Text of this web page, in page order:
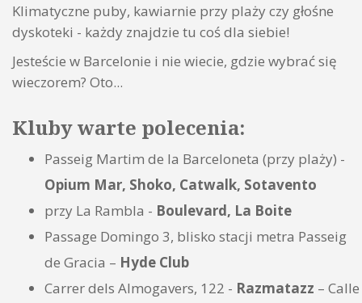
Klimatyczne puby, kawiarnie przy plaży czy głośne
dyskoteki - każdy znajdzie tu coś dla siebie!
Jesteście w Barcelonie i nie wiecie, gdzie wybrać się
wieczorem? Oto...
Kluby warte polecenia:
Passeig Martim de la Barceloneta (przy plaży) -
Opium Mar, Shoko, Catwalk, Sotavento
przy La Rambla - Boulevard, La Boite
Passage Domingo 3, blisko stacji metra Passeig
de Gracia – Hyde Club
Carrer dels Almogavers, 122 - Razmatazz – Calle